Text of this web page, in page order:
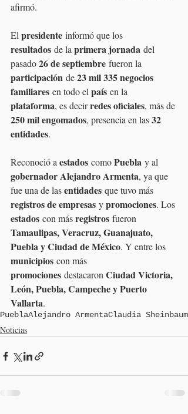
afirmó.
El presidente informó que los
resultados de la primera jornada del
pasado 26 de septiembre fueron la
participación de 23 mil 335 negocios
familiares en todo el país en la
plataforma, es decir redes oficiales, más de
250 mil engomados, presencia en las 32
entidades.
Reconoció a estados como Puebla y al
gobernador Alejandro Armenta, ya que
fue una de las entidades que tuvo más
registros de empresas y promociones. Los
estados con más registros fueron
Tamaulipas, Veracruz, Guanajuato,
Puebla y Ciudad de México. Y entre los
municipios con más
promociones destacaron Ciudad Victoria,
León, Puebla, Campeche y Puerto
Vallarta.
PueblaAlejandro ArmentaClaudia Sheinbaum
Noticias